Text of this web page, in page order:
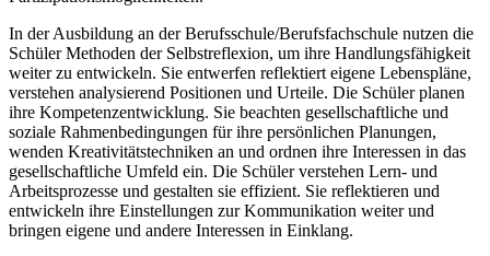
In der Ausbildung an der Berufsschule/Berufsfachschule nutzen die
Schüler Methoden der Selbstreflexion, um ihre Handlungsfähigkeit
weiter zu entwickeln. Sie entwerfen reflektiert eigene Lebenspläne,
verstehen analysierend Positionen und Urteile. Die Schüler planen
ihre Kompetenzentwicklung. Sie beachten gesellschaftliche und
soziale Rahmenbedingungen für ihre persönlichen Planungen,
wenden Kreativitätstechniken an und ordnen ihre Interessen in das
gesellschaftliche Umfeld ein. Die Schüler verstehen Lern- und
Arbeitsprozesse und gestalten sie effizient. Sie reflektieren und
entwickeln ihre Einstellungen zur Kommunikation weiter und
bringen eigene und andere Interessen in Einklang.